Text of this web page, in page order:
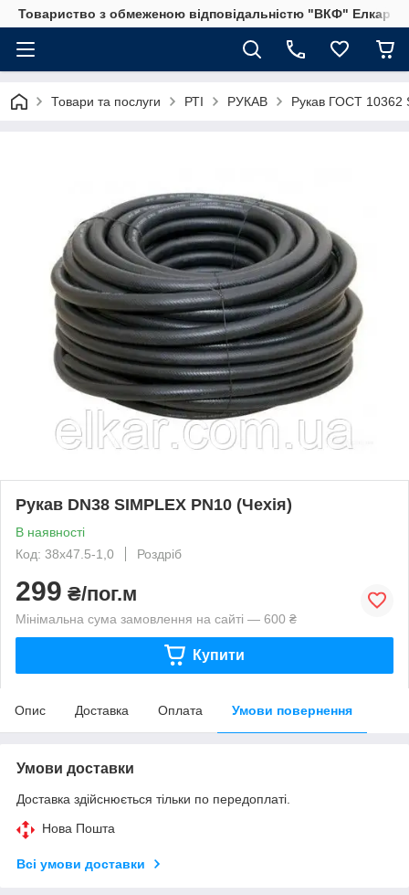
Товариство з обмеженою відповідальністю "ВКФ" Елкар"
Товари та послуги РТІ РУКАВ Рукав ГОСТ 10362
Рукав DN38 SIMPLEX PN10 (Чехія)
В наявності
Код: 38х47.5-1,0
Роздріб
299 ₴/пог.м
Мінімальна сума замовлення на сайті — 600 ₴
Купити
Опис Доставка Оплата Умови повернення
Умови доставки
Доставка здійснюється тільки по передоплаті.
Нова Пошта
Всі умови доставки